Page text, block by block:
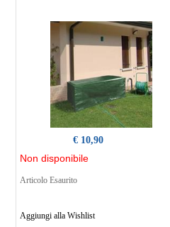
€ 10,90
Non disponibile
Articolo Esaurito
Aggiungi alla Wishlist